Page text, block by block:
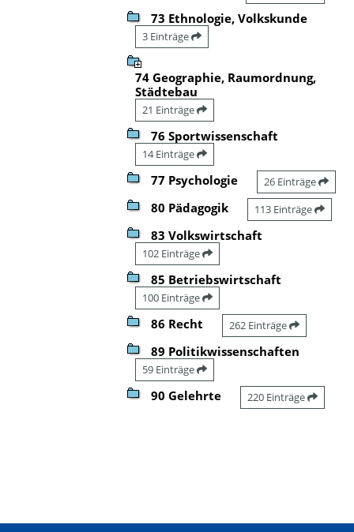
73 Ethnologie, Volkskunde
3 Einträge
74 Geographie, Raumordnung,
Städtebau
21 Einträge
76 Sportwissenschaft
14 Einträge
77 Psychologie 26 Einträge
80 Pädagogik 113 Einträge
83 Volkswirtschaft
102 Einträge
85 Betriebswirtschaft
100 Einträge
86 Recht 262 Einträge
89 Politikwissenschaften
59 Einträge
90 Gelehrte 220 Einträge